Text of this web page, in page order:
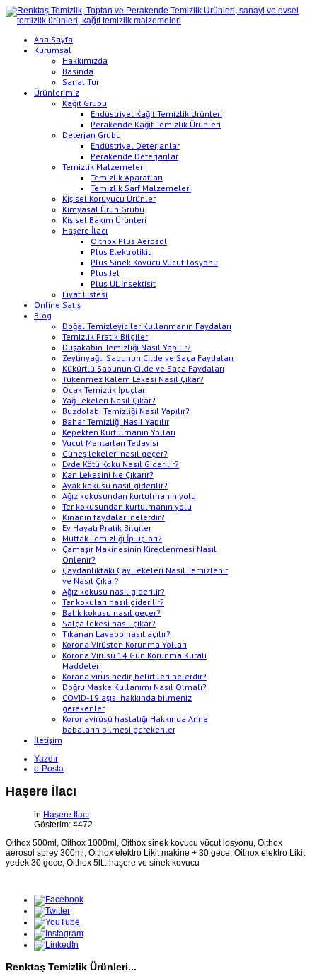
Ana Sayfa
Kurumsal
Hakkımızda
Basında
Sanal Tur
Ürünlerimiz
Kağıt Grubu
Endüstriyel Kağıt Temizlik Ürünleri
Perakende Kağıt Temizlik Ürünleri
Deterjan Grubu
Endüstriyel Deterjanlar
Perakende Deterjanlar
Temizlik Malzemeleri
Temizlik Aparatları
Temizlik Sarf Malzemeleri
Kişisel Koruyucu Ürünler
Kimyasal Ürün Grubu
Kişisel Bakım Ürünleri
Haşere İlacı
Oithox Plus Aerosol
Plus Elektrolikit
Plus Sinek Kovucu Vücut Losyonu
Plus Jel
Plus UL İnsektisit
Fiyat Listesi
Online Satış
Blog
Doğal Temizleyiciler Kullanmanın Faydaları
Temizlik Pratik Bilgiler
Duşakabin Temizliği Nasıl Yapılır?
Zeytinyağlı Sabunun Cilde ve Saça Faydaları
Kükürtlü Sabunun Cilde ve Saça Faydaları
Tükenmez Kalem Lekesi Nasıl Çıkar?
Ocak Temizlik İpuçları
Yağ Lekeleri Nasıl Çıkar?
Buzdolabı Temizliği Nasıl Yapılır?
Bahar Temizliği Nasıl Yapılır
Kepekten Kurtulmanın Yolları
Vucut Mantarları Tedavisi
Güneş lekeleri nasıl geçer?
Evde Kötü Koku Nasıl Giderilir?
Kan Lekesini Ne Çıkarır?
Ayak kokusu nasıl giderilir?
Ağız kokusundan kurtulmanın yolu
Ter kokusundan kurtulmanın yolu
Kınanın faydaları nelerdir?
Ev Hayatı Pratik Bilgiler
Mutfak Temizliği İp uçları?
Çamaşır Makinesinin Kireçlenmesi Nasıl
Önlenir?
Çaydanlıktaki Çay Lekeleri Nasıl Temizlenir
ve Nasıl Çıkar?
Ağız kokusu nasıl giderilir?
Ter kokuları nasıl giderilir?
Balık kokusu nasıl geçer?
Salça lekesi nasıl çıkar?
Tıkanan Lavabo nasıl açılır?
Korona Virüsten Korunma Yolları
Korona Virüsü 14 Gün Korunma Kuralı
Maddeleri
Korana virüs nedir, belirtileri nelerdir?
Doğru Maske Kullanımı Nasıl Olmalı?
COVID-19 aşısı hakkında bilmeniz
gerekenler
Koronavirüsü hastalığı Hakkında Anne
babaların bilmesi gerekenler
İletişim
Yazdır
e-Posta
Haşere İlacı
in Haşere İlacı
Gösterim: 4472
Oithox 500ml, Oithox 1000ml, Oithox sinek kovucu vücut losyonu, Oithox
aerosol sprey 300ml, Oithox elektro Likit makine + 30 gece, Oithox elektro Likit
yedek 30 gece, Oithox 5lt.. haşere ve sinek kovucu
Renktaş Temizlik Ürünleri...